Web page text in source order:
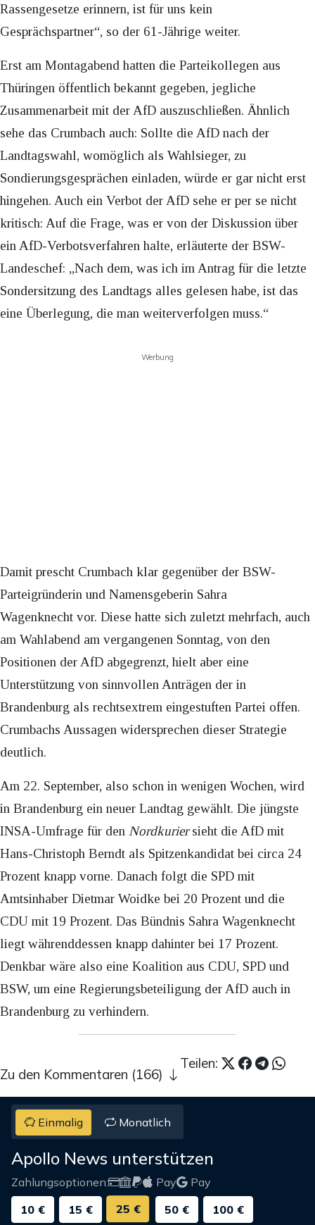
Rassengesetze erinnern, ist für uns kein
Gesprächspartner“, so der 61-Jährige weiter.
Erst am Montagabend hatten die Parteikollegen aus
Thüringen öffentlich bekannt gegeben, jegliche
Zusammenarbeit mit der AfD auszuschließen. Ähnlich
sehe das Crumbach auch: Sollte die AfD nach der
Landtagswahl, womöglich als Wahlsieger, zu
Sondierungsgesprächen einladen, würde er gar nicht erst
hingehen. Auch ein Verbot der AfD sehe er per se nicht
kritisch: Auf die Frage, was er von der Diskussion über
ein AfD-Verbotsverfahren halte, erläuterte der BSW-
Landeschef: „Nach dem, was ich im Antrag für die letzte
Sondersitzung des Landtags alles gelesen habe, ist das
eine Überlegung, die man weiterverfolgen muss.“
Werbung
Damit prescht Crumbach klar gegenüber der BSW-
Parteigründerin und Namensgeberin Sahra
Wagenknecht vor. Diese hatte sich zuletzt mehrfach, auch
am Wahlabend am vergangenen Sonntag, von den
Positionen der AfD abgegrenzt, hielt aber eine
Unterstützung von sinnvollen Anträgen der in
Brandenburg als rechtsextrem eingestuften Partei offen.
Crumbachs Aussagen widersprechen dieser Strategie
deutlich.
Am 22. September, also schon in wenigen Wochen, wird
in Brandenburg ein neuer Landtag gewählt. Die jüngste
INSA-Umfrage für den Nordkuriersieht die AfD mit
Hans-Christoph Berndt als Spitzenkandidat bei circa 24
Prozent knapp vorne. Danach folgt die SPD mit
Amtsinhaber Dietmar Woidke bei 20 Prozent und die
CDU mit 19 Prozent. Das Bündnis Sahra Wagenknecht
liegt währenddessen knapp dahinter bei 17 Prozent.
Denkbar wäre also eine Koalition aus CDU, SPD und
BSW, um eine Regierungsbeteiligung der AfD auch in
Brandenburg zu verhindern.
Teilen:
Zu den Kommentaren (166)
Einmalig Monatlich
Apollo News unterstützen
Zahlungsoptionen: Pay
Pay
10 €
15 € 25 € 50 € 100 €